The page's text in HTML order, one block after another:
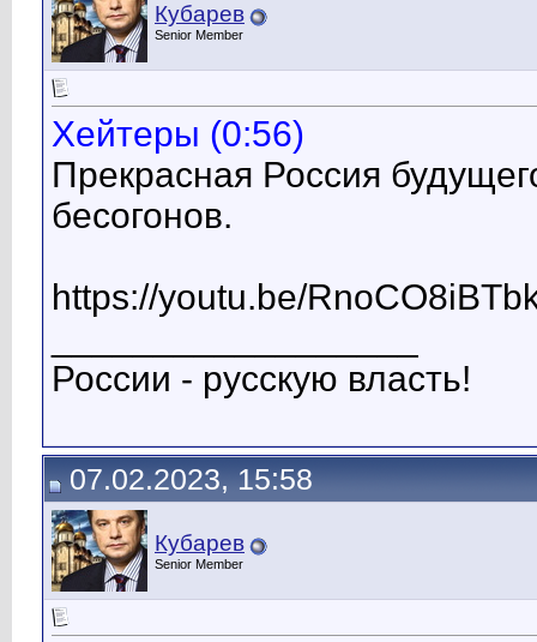
Кубарев
Senior Member
Хейтеры (0:56)
Прекрасная Россия
бесогонов.
https://youtu.be/
России - русскую власть!
07.02.2023, 15:58
Кубарев
Senior Member